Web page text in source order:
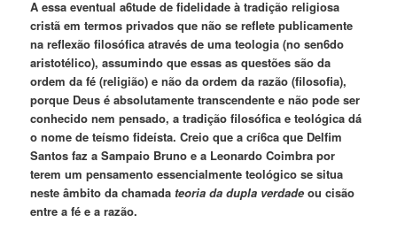
A essa eventual a6tude de fidelidade à tradição religiosa
cristã em termos privados que não se reflete publicamente
na reflexão filosófica através de uma teologia (no sen6do
aristotélico), assumindo que essas as questões são da
ordem da fé (religião) e não da ordem da razão (filosofia),
porque Deus é absolutamente transcendente e não pode ser
conhecido nem pensado, a tradição filosófica e teológica dá
o nome de teísmo fideísta. Creio que a crí6ca que Delfim
Santos faz a Sampaio Bruno e a Leonardo Coimbra por
terem um pensamento essencialmente teológico se situa
neste âmbito da chamada teoria da dupla verdade ou cisão
entre a fé e a razão.